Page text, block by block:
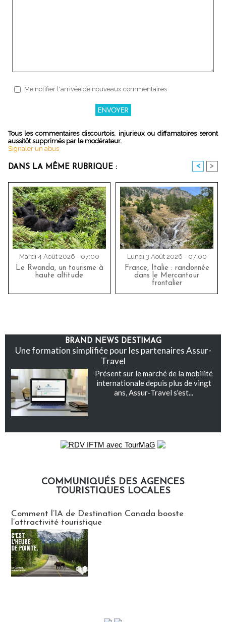
Me notifier l'arrivée de nouveaux commentaires
Tous les commentaires discourtois, injurieux ou diffamatoires seront
aussitôt supprimés par le modérateur.
Signaler un abus
DANS LA MÊME RUBRIQUE : < >
Mardi 4 Août 2026 - 07:00
Le Rwanda, un tourisme à
haute altitude
Lundi 3 Août 2026 - 07:00
France, Italie : randonnée
dans le Mercantour
frontalier
BRAND NEWS DESTIMAG
Une formation simplifiée pour les partenaires Assur-
Travel
Présent sur le marché de la mobilité
internationale depuis plus de vingt
ans, Assur-Travel s'est...
COMMUNIQUÉS DES AGENCES
TOURISTIQUES LOCALES
Comment l’IA de Destination Canada booste
l’attractivité touristique